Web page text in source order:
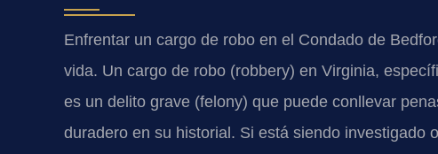
Enfrentar un cargo de robo en el Condado de
vida. Un cargo de robo (robbery) en Virginia,
es un delito grave (felony) que puede conllevar
duradero en su historial. Si está siendo investigado